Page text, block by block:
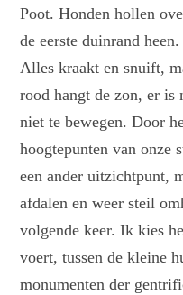
Poot. Honden hollen
de eerste duinrand
Alles kraakt en snuift,
rood hangt de zon, er
niet te bewegen. Door
hoogtepunten van onze
een ander uitzichtpunt,
afdalen en weer steil
volgende keer. Ik kies
voert, tussen de kleine
monumenten der